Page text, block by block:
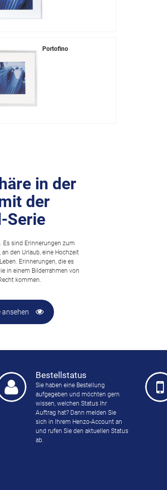
Portofino
in der
der
Serie
Es sind Erinnerungen zum
den Urlaub, eine Hochzeit
Erinnerungen, die es
in einem Bilderrahmen von
kommen.
ansehen
Bestellstatus
Sie haben eine Bestellung
aufgegeben und möchten gern
wissen, welchen Status Ihr
Auftrag hat? Dann melden Sie
sich in Ihrem Henzo-Account an
und rufen Sie den aktuellen Status
ab.